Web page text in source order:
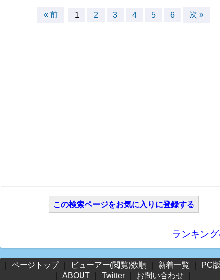
« 前 1 2 3 4 5 6 次 »
この検索ページをお気に入りに登録する
ランキン
ページトップ｜ ビューアー(閲覧)数順｜ 新着一覧
PC
ABOUT｜ Twitter｜ お問い合わせ｜